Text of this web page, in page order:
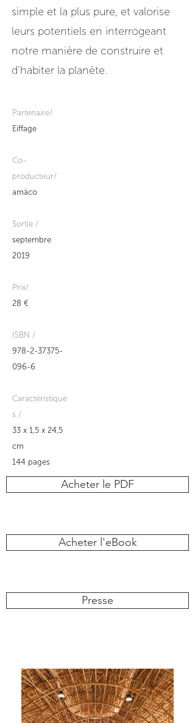
simple et la plus pure, et valorise
leurs potentiels en interrogeant
notre manière de construire et
d’habiter la planète.
Partenaire/
Eiffage
Co-
producteur/
amàco
Sortie /
septembre
2019
Prix/
28 €
ISBN /
978-2-37375-
096-6
Caractéristique
s /
33 x 1,5 x 24,5
cm
144 pages
Acheter le PDF
Acheter l'eBook
Presse